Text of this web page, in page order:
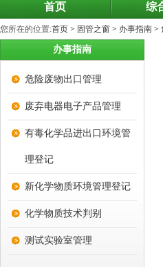
首页 综
您所在的位置:首页 > 固管之窗 > 办事指南 >
办事指南
危险废物出口管理
废弃电器电子产品管理
有毒化学品进出口环境管
理登记
新化学物质环境管理登记
化学物质技术判别
测试实验室管理